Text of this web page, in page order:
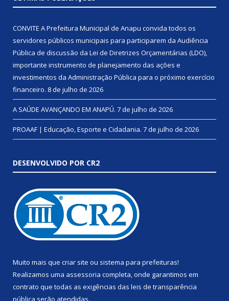
CONVITE A Prefeitura Municipal de Anapu convida todos os
servidores públicos municipais para participarem da Audiência
Pública de discussão da Lei de Diretrizes Orçamentárias (LDO),
importante instrumento de planejamento das ações e
investimentos da Administração Pública para o próximo exercício
financeiro. 8 de julho de 2026
A SAÚDE AVANÇANDO EM ANAPÚ. 7 de julho de 2026
PROAAF | Educação, Esporte e Cidadania. 7 de julho de 2026
DESENVOLVIDO POR CR2
Muito mais que criar site ou sistema para prefeituras!
Realizamos uma assessoria completa, onde garantimos em
contrato que todas as exigências das leis de transparência
pública serão atendidas.